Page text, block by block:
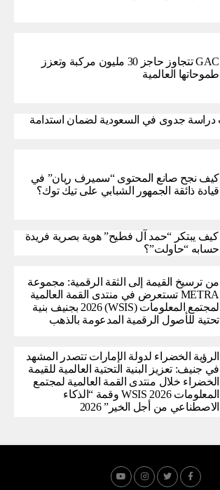
GAC تتجاوز حاجز 30 مليون مركبة وتعزز
طموحاتها العالمية
دراسة جدوى في السعودية لضمان استدامة
كيف نجح صانع المحتوى “سميرف ريان” في
قيادة ذائقة الجمهور الشبابي على تيك توك؟
كيف يبتكر “حمد آل فطيح” هوية بصرية فريدة
“حاولت”؟
من ترسيخ القيمة إلى الثقة الرقمية: مجموعة
METRA تستعرض في منتدى القمة العالمية
لمجتمع المعلومات (WSIS) 2026 بجنيف بنية
تحتية للأصول الرقمية المدعومة بالذهب
الرؤية الخضراء لدولة الإمارات تتصدر المشهد
في جنيف: تعزيز البنية التحتية العالمية للقيمة
الخضراء خلال منتدى القمة العالمية لمجتمع
المعلومات WSIS 2026 وقمة “الذكاء
الاصطناعي من أجل الخير” 2026